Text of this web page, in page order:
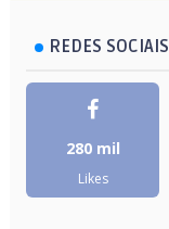
REDES SOCIAIS
280 mil
Likes